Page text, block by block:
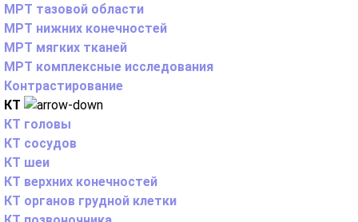
МРТ тазовой области
МРТ нижних конечностей
МРТ мягких тканей
МРТ комплексные исследования
Контрастирование
КТ
КТ головы
КТ сосудов
КТ шеи
КТ верхних конечностей
КТ органов грудной клетки